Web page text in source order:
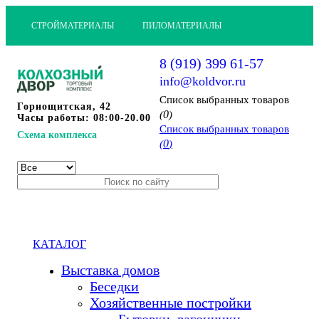
СТРОЙМАТЕРИАЛЫ ПИЛОМАТЕРИАЛЫ
Горнощитская, 42
Часы работы: 08:00-20.00
Схема комплекса
8 (919) 399 61-57
info@koldvor.ru
Cписок выбранных товаров
(0)
Cписок выбранных товаров
(0)
КАТАЛОГ
Выставка домов
Беседки
Хозяйственные постройки